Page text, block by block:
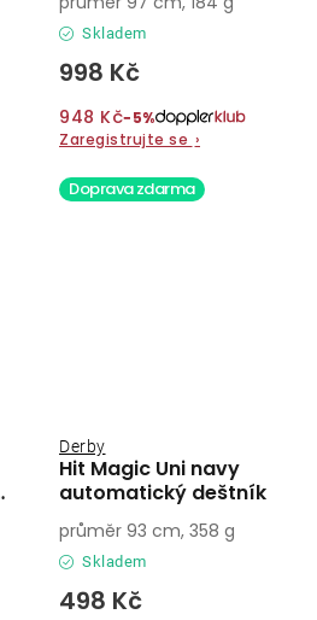
Skladem
998 Kč
948 Kč−5%
Zaregistrujte se ›
Doprava zdarma
Hit Magic Uni navy
automatický deštník
Derby
Skladem
498 Kč
průměr 93 cm, 358 g